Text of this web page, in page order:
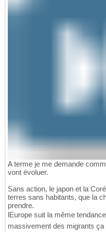
A terme je me demande
vont évoluer.
Sans action, le japon et la
terres sans habitants, que la
prendre.
lEurope suit la même
massivement des migrants